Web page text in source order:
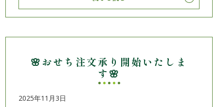
内
🌸おせち注文承り開始いたしま
す🌸
2025年11月3日